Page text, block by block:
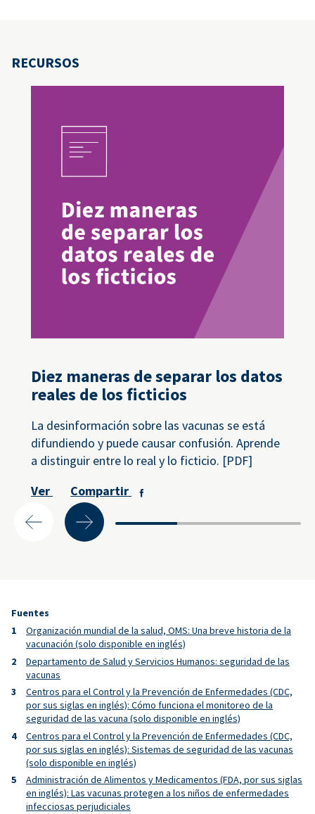
RECURSOS
Diez maneras de separar los datos
reales de los ficticios
La desinformación sobre las vacunas se está
difundiendo y puede causar confusión. Aprende
a distinguir entre lo real y lo ficticio. [PDF]
Ver
Compartir
Fuentes
Organización mundial de la salud, OMS: Una breve historia de la
vacunación (solo disponible en inglés)
Departamento de Salud y Servicios Humanos: seguridad de las
vacunas
Centros para el Control y la Prevención de Enfermedades (CDC,
por sus siglas en inglés): Cómo funciona el monitoreo de la
seguridad de las vacuna (solo disponible en inglés)
Centros para el Control y la Prevención de Enfermedades (CDC,
por sus siglas en inglés): Sistemas de seguridad de las vacunas
(solo disponible en inglés)
Administración de Alimentos y Medicamentos (FDA, por sus siglas
en inglés): Las vacunas protegen a los niños de enfermedades
infecciosas perjudiciales